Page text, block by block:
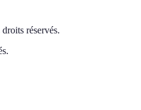
droits réservés.